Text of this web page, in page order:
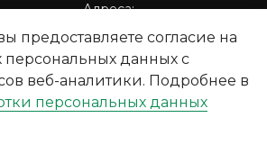
Адреса:
Садовая ул., 5, корп. 1
г. Саранск, ул. Псковская
2А, кабинет 204
предоставляете согласие на
персональных данных с
веб-аналитики. Подробнее в
персональных данных